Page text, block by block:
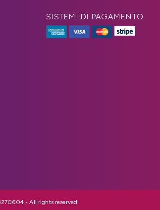
SISTEMI DI PAGAMENTO
- All rights reserved